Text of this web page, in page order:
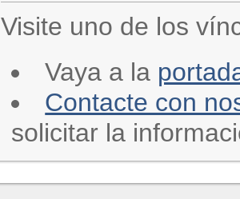
Visite uno de los
Vaya a la
Contacte con
solicitar la